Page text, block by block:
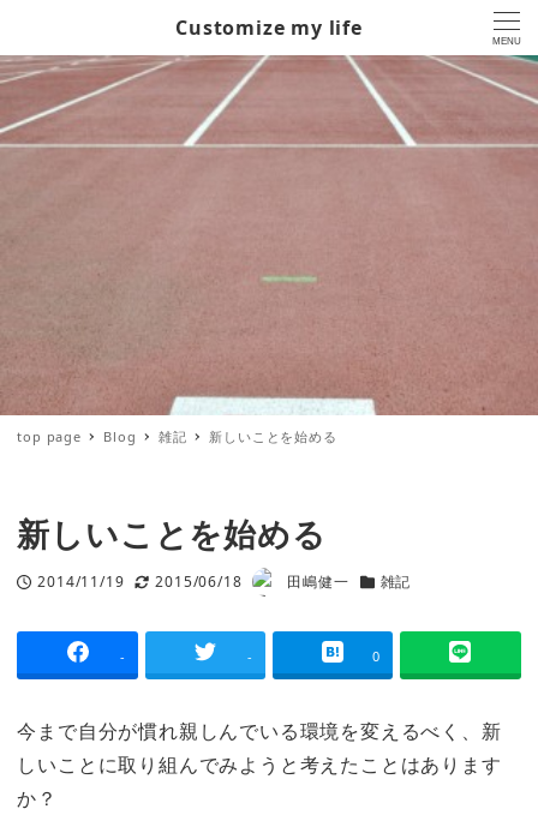
Customize my life
MENU
top page Blog 雑記 新しいことを始める
新しいことを始める
投稿日
2014/11/19
更新日
2015/06/18
著
田嶋健一
カテゴリー
雑記
- - 0
今まで自分が慣れ親しんでいる環境を変えるべく、新
しいことに取り組んでみようと考えたことはあります
か？